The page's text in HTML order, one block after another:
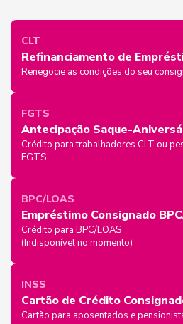
CLT
Refinanciamento de
Renegocie as condições do seu
FGTS
Antecipação Saque-
Crédito para trabalhadores CLT ou
FGTS
BPC/LOAS
Empréstimo Consignado
Crédito para BPC/LOAS
(Indisponível no momento)
INSS
Cartão de Crédito
Cartão para aposentados e